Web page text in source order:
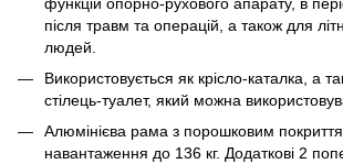
після травм та операцій, а також для
людей.
Використовується як крісло-каталка, а
стілець-туалет, який можна
Алюмінієва рама з порошковим
навантаження до 136 кг. Додаткові 2